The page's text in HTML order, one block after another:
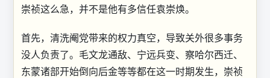
崇祯这么急，并不是他有多信任袁崇焕。
首先，清洗阉党带来的权力真空，导致关外很多事务
没人负责了。毛文龙通敌、宁远兵变、察哈尔西迁、
东蒙诸部开始倒向后金等等都在这一时期发生，崇祯